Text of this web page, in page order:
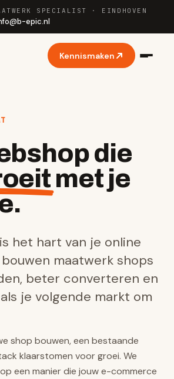
SPECIALIST · EINDHOVEN
@b-epic.nl
Kennismaken
die
met je
het hart van je online
maatwerk shops
beter converteren en
je volgende markt om
shop bouwen, een bestaande
klaarstomen voor groei. We
een manier die jouw e-commerce